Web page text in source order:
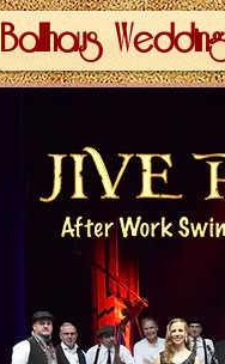
Ballhaus Wedding